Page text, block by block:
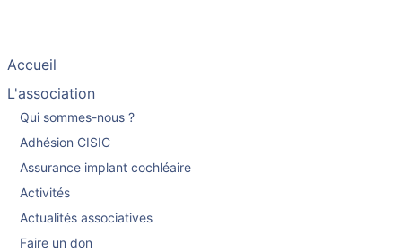
Accueil
L'association
Qui sommes-nous ?
Adhésion CISIC
Assurance implant cochléaire
Activités
Actualités associatives
Faire un don